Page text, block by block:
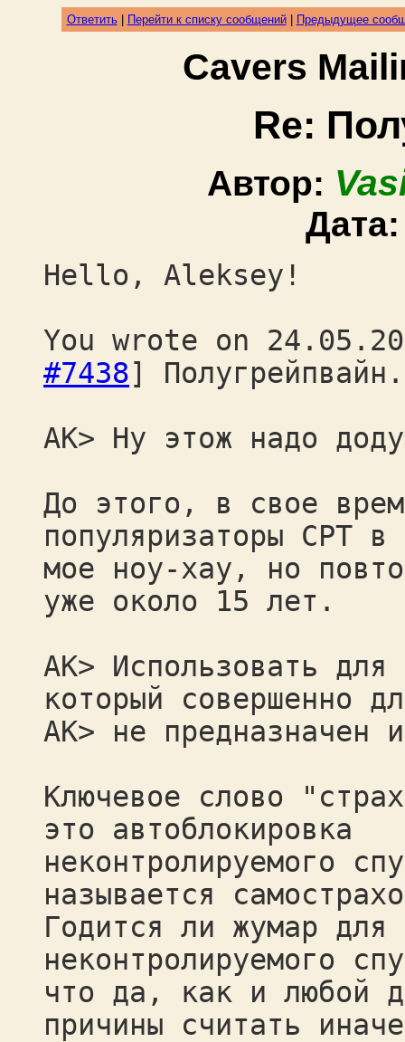
Ответить| Перейти к списку сообщений| Предыдущее
Cavers
Re:
Автор:
Hello, Aleksey!
You wrote on
#7438]
AK> Ну этож надо
До этого, в свое
популяризаторы СРТ
мое ноу-хау, но
уже около 15 лет.
AK> Использовать
который совершенно
AK> не
Ключевое слово
это автоблокировка
неконтролируемого
называется
Годится ли жумар для
неконтролируемого
что да, как и любой
причины считать